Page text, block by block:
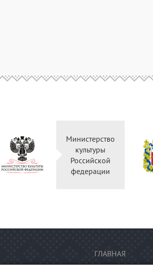
Министерство
Российской
федерации
ГЛАВНАЯ